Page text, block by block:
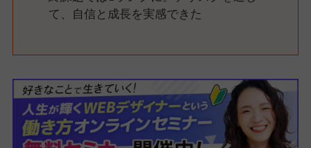
て、自信と成長を実感できた